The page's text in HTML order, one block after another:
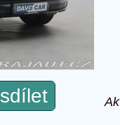
sdílet